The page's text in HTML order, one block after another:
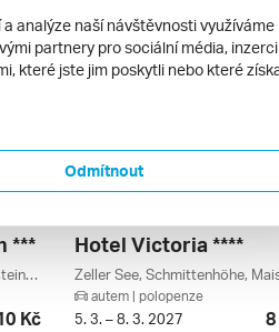
Kč 20. 2. – 23. 2. 2027
***
Grossarltal / Dorfgastein, Dorfgastein, Ski Amadé, Salcbursko, Gasteinertal / Grossarltal, Rakousko
Kč
Hotel Victoria ****
autem | polopenze
5. 3. – 8. 3. 2027
analýze naší návštěvnosti využíváme
partnery pro sociální média,
které jste jim poskytli nebo které
Odmítnout